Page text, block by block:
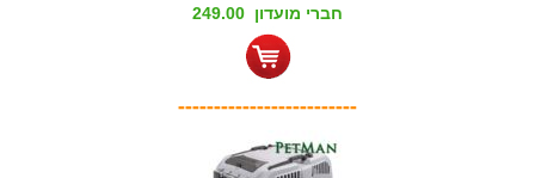
חברי מועדון 249.00
-------------------------